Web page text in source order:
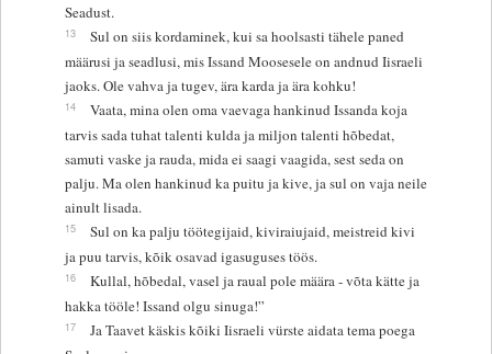
Seadust.
13
Sul on siis kordaminek, kui sa hoolsasti tähele paned
määrusi ja seadlusi, mis Issand Moosesele on andnud Iisraeli
jaoks. Ole vahva ja tugev, ära karda ja ära kohku!
14
Vaata, mina olen oma vaevaga hankinud Issanda koja
tarvis sada tuhat talenti kulda ja miljon talenti hõbedat,
samuti vaske ja rauda, mida ei saagi vaagida, sest seda on
palju. Ma olen hankinud ka puitu ja kive, ja sul on vaja neile
ainult lisada.
15
Sul on ka palju töötegijaid, kiviraiujaid, meistreid kivi
ja puu tarvis, kõik osavad igasuguses töös.
16
Kullal, hõbedal, vasel ja raual pole määra - võta kätte ja
hakka tööle! Issand olgu sinuga!”
17
Ja Taavet käskis kõiki Iisraeli vürste aidata tema poega